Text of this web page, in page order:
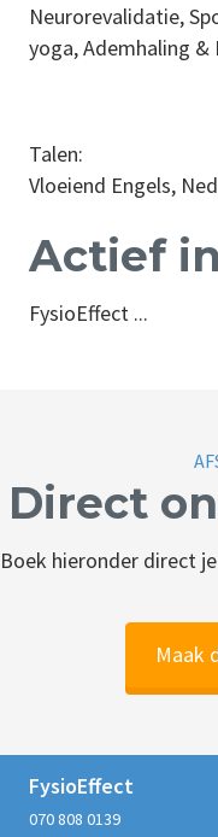
Neurorevalidatie,
yoga, Ademhaling
Talen:
Vloeiend Engels,
Actief in
FysioEffect ...
Direct
Boek hieronder direct
Maak
FysioEffect
070 808 0139